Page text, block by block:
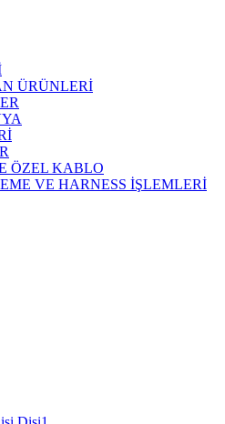
ÜRÜNLERİ
ÖZEL KABLO
VE HARNESS İŞLEMLERİ